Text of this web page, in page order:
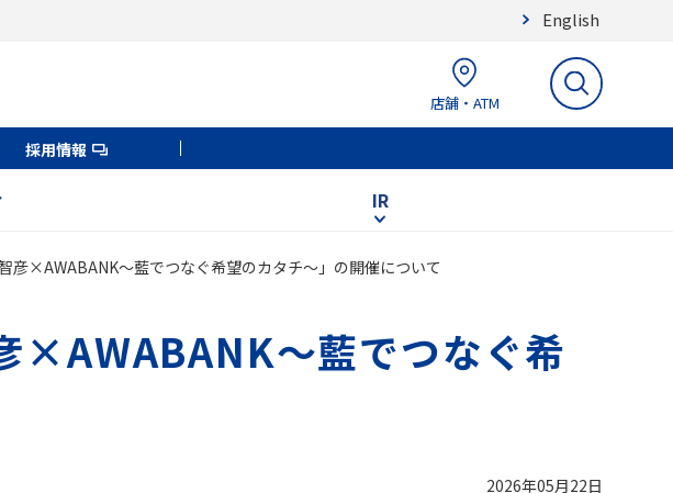
English
店舗・ATM
採用情報
IR
彦×AWABANK～藍でつなぐ希望のカタチ～」の開催について
×AWABANK～藍でつなぐ希
2026年05月22日